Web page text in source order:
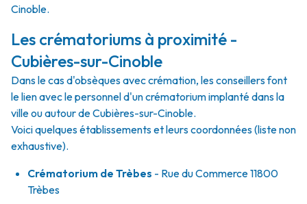
Cinoble.
Les crématoriums à proximité -
Cubières-sur-Cinoble
Dans le cas d'obsèques avec crémation, les conseillers font
le lien avec le personnel d'un crématorium implanté dans la
ville ou autour de Cubières-sur-Cinoble.
Voici quelques établissements et leurs coordonnées (liste non
exhaustive).
Crématorium de Trèbes - Rue du Commerce 11800
Trèbes